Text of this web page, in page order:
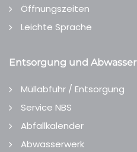
Öffnungszeiten
Leichte Sprache
Entsorgung und Abwasser
Müllabfuhr / Entsorgung
Service NBS
Abfallkalender
Abwasserwerk